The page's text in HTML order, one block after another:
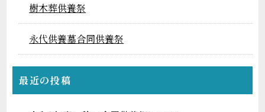
樹木葬供養祭
永代供養墓合同供養祭
最近の投稿